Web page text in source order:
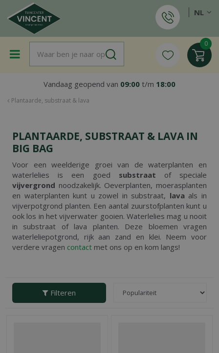
a
Plantaarde, substraat & lava
Vandaag geopend van 09:00 t/m 18:00
NL
PLANTAARDE, SUBSTRAAT & LAVA IN
BIG BAG
Voor een weelderige groei van de waterplanten en
waterlelies is een goed substraat of speciale
vijvergrond noodzakelijk. Oeverplanten, moerasplanten
en waterplanten kunt u zowel in substraat, lavaals in
vijverpotgrond planten. Een aantal zuurstofplanten kunt u
ook los in het vijverwater gooien. Waterlelies mag u nooit
in substraat of lava planten. Deze bloemen vragen
waterleliepotgrond, rijk aan zand en klei. Neem voor
verdere vragen contact met ons op en kom langs!
Filteren